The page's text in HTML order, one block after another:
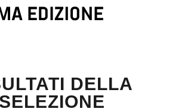
DELLA
SELEZIONE